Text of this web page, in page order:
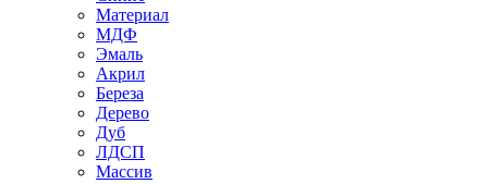
Материал
МДФ
Эмаль
Акрил
Береза
Дерево
Дуб
ЛДСП
Массив